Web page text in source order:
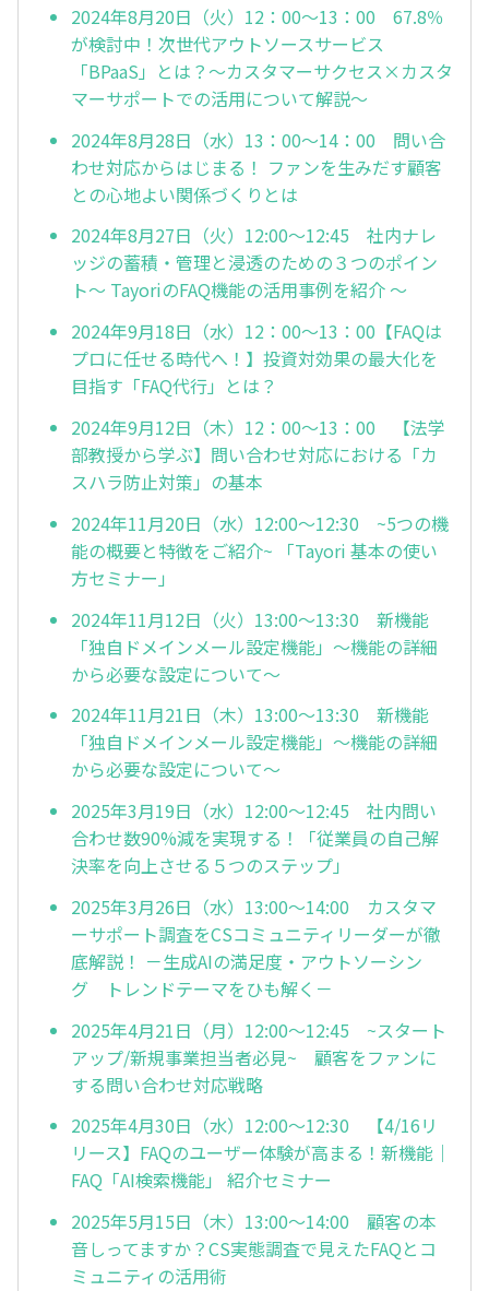
2024年8月20日（火）12：00～13：00 67.8％
が検討中！次世代アウトソースサービス
「BPaaS」とは？～カスタマーサクセス×カスタ
マーサポートでの活用について解説～
2024年8月28日（水）13：00～14：00 問い合
わせ対応からはじまる！ ファンを生みだす顧客
との心地よい関係づくりとは
2024年8月27日（火）12:00～12:45 社内ナレ
ッジの蓄積・管理と浸透のための３つのポイン
ト～ TayoriのFAQ機能の活用事例を紹介 ～
2024年9月18日（水）12：00～13：00【FAQは
プロに任せる時代へ！】投資対効果の最大化を
目指す「FAQ代行」とは？
2024年9月12日（木）12：00～13：00 【法学
部教授から学ぶ】問い合わせ対応における「カ
スハラ防止対策」の基本
2024年11月20日（水）12:00～12:30 ~5つの機
能の概要と特徴をご紹介~ 「Tayori 基本の使い
方セミナー」
2024年11月12日（火）13:00～13:30 新機能
「独自ドメインメール設定機能」～機能の詳細
から必要な設定について～
2024年11月21日（木）13:00～13:30 新機能
「独自ドメインメール設定機能」～機能の詳細
から必要な設定について～
2025年3月19日（水）12:00～12:45 社内問い
合わせ数90%減を実現する！「従業員の自己解
決率を向上させる５つのステップ」
2025年3月26日（水）13:00～14:00 カスタマ
ーサポート調査をCSコミュニティリーダーが徹
底解説！ －生成AIの満足度・アウトソーシン
グ トレンドテーマをひも解く－
2025年4月21日（月）12:00～12:45 ~スタート
アップ/新規事業担当者必見~ 顧客をファンに
する問い合わせ対応戦略
2025年4月30日（水）12:00～12:30 【4/16リ
リース】FAQのユーザー体験が高まる！新機能｜
FAQ「AI検索機能」 紹介セミナー
2025年5月15日（木）13:00～14:00 顧客の本
音しってますか？CS実態調査で見えたFAQとコ
ミュニティの活用術